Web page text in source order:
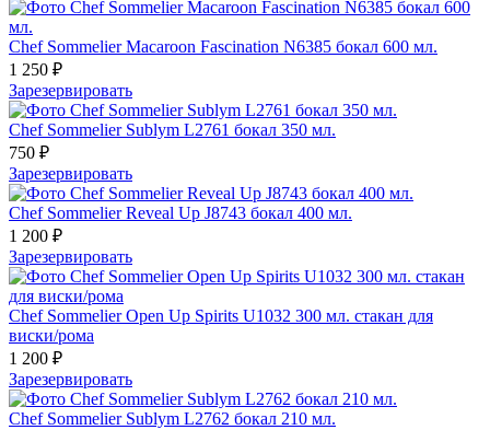
Chef Sommelier Macaroon Fascination N6385 бокал 600 мл.
1 250 ₽
Зарезервировать
Chef Sommelier Sublym L2761 бокал 350 мл.
750 ₽
Зарезервировать
Chef Sommelier Reveal Up J8743 бокал 400 мл.
1 200 ₽
Зарезервировать
Chef Sommelier Open Up Spirits U1032 300 мл. стакан для
виски/рома
1 200 ₽
Зарезервировать
Chef Sommelier Sublym L2762 бокал 210 мл.